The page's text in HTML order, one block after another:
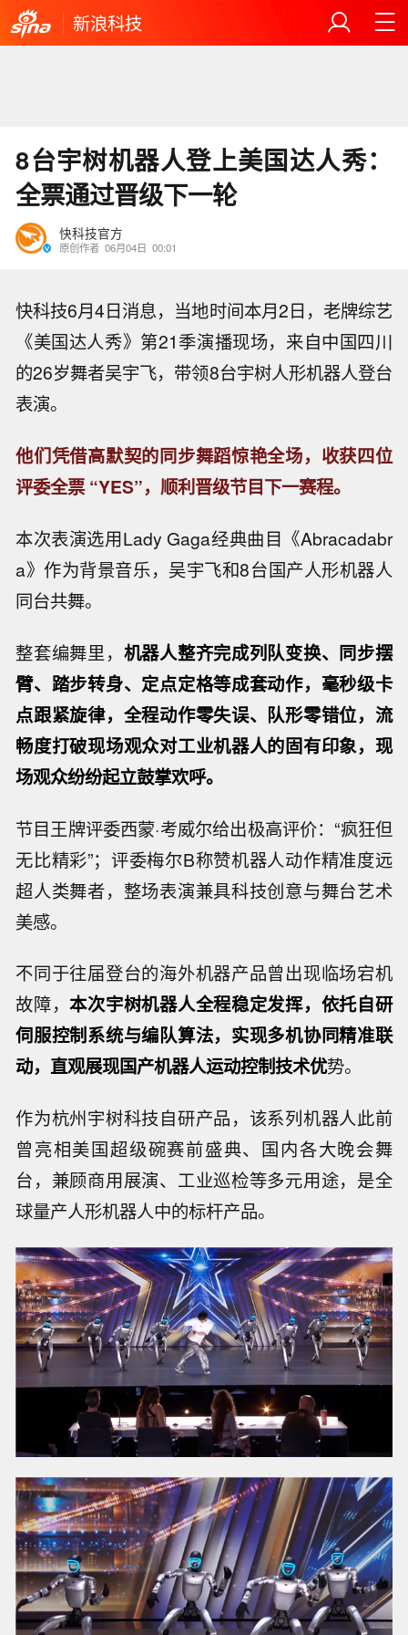
新浪科技
8台宇树机器人登上美国达人秀：
全票通过晋级下一轮
快科技官方
原创作者 06月04日 00:01
快科技6月4日消息，当地时间本月2日，老牌综艺
《美国达人秀》第21季演播现场，来自中国四川
的26岁舞者吴宇飞，带领8台宇树人形机器人登台
表演。
他们凭借高默契的同步舞蹈惊艳全场，收获四位
评委全票 “YES”，顺利晋级节目下一赛程。
本次表演选用Lady Gaga经典曲目《Abracadabr
a》作为背景音乐，吴宇飞和8台国产人形机器人
同台共舞。
整套编舞里， 机器人整齐完成列队变换、同步摆
臂、踏步转身、定点定格等成套动作，毫秒级卡
点跟紧旋律，全程动作零失误、队形零错位，流
畅度打破现场观众对工业机器人的固有印象，现
场观众纷纷起立鼓掌欢呼。
节目王牌评委西蒙·考威尔给出极高评价：“疯狂但
无比精彩”；评委梅尔B称赞机器人动作精准度远
超人类舞者，整场表演兼具科技创意与舞台艺术
美感。
不同于往届登台的海外机器产品曾出现临场宕机
故障，本次宇树机器人全程稳定发挥，依托自研
伺服控制系统与编队算法，实现多机协同精准联
动，直观展现国产机器人运动控制技术优势。
作为杭州宇树科技自研产品，该系列机器人此前
曾亮相美国超级碗赛前盛典、国内各大晚会舞
台，兼顾商用展演、工业巡检等多元用途，是全
球量产人形机器人中的标杆产品。